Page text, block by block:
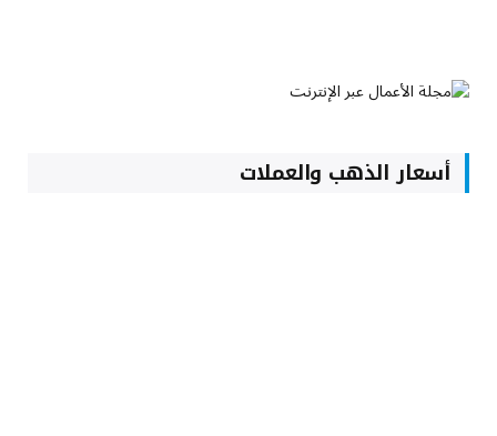
أسعار الذهب والعملات